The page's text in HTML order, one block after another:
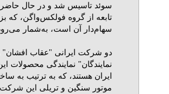
سوئد تاسیس شد و در حال
تابعه از گروه فولکس‌واگن، که
سهام‌دار آن است، به‌شمار
دو شرکت ایرانی "عقاب
نمایندگان" نمایندگی محصولات
ایران هستند، که به ترتیب به
موتور سنگین و تریلی این